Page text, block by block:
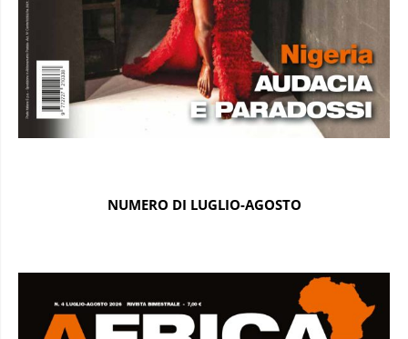
NUMERO DI LUGLIO-AGOSTO